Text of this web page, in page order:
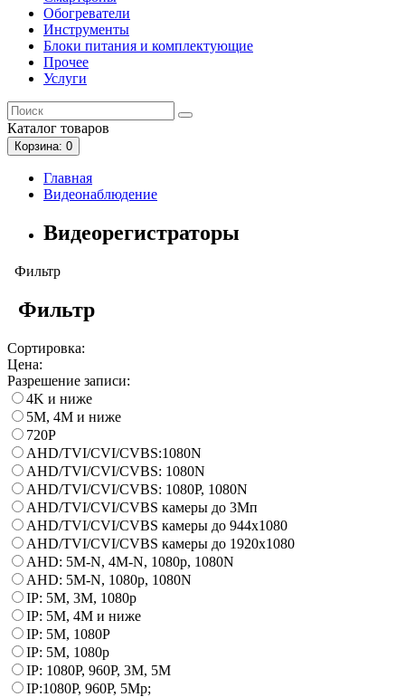
Обогреватели
Инструменты
Блоки питания и комплектующие
Прочее
Услуги
Каталог товаров
Корзина: 0
Главная
Видеонаблюдение
Видеорегистраторы
Фильтр
Фильтр
Сортировка:
Цена:
Разрешение записи:
4K и ниже
5M, 4M и ниже
720P
AHD/TVI/CVI/CVBS:1080N
AHD/TVI/CVI/CVBS: 1080N
AHD/TVI/CVI/CVBS: 1080Р, 1080N
AHD/TVI/CVI/CVBS камеры до 3Mп
AHD/TVI/CVI/CVBS камеры до 944х1080
AHD/TVI/CVI/CVBS камеры до 1920х1080
AHD: 5M-N, 4M-N, 1080p, 1080N
AHD: 5M-N, 1080p, 1080N
IP: 5M, 3M, 1080p
IP: 5M, 4M и ниже
IP: 5M, 1080P
IP: 5M, 1080p
IP: 1080P, 960P, 3М, 5M
IP:1080P, 960P, 5Mp;